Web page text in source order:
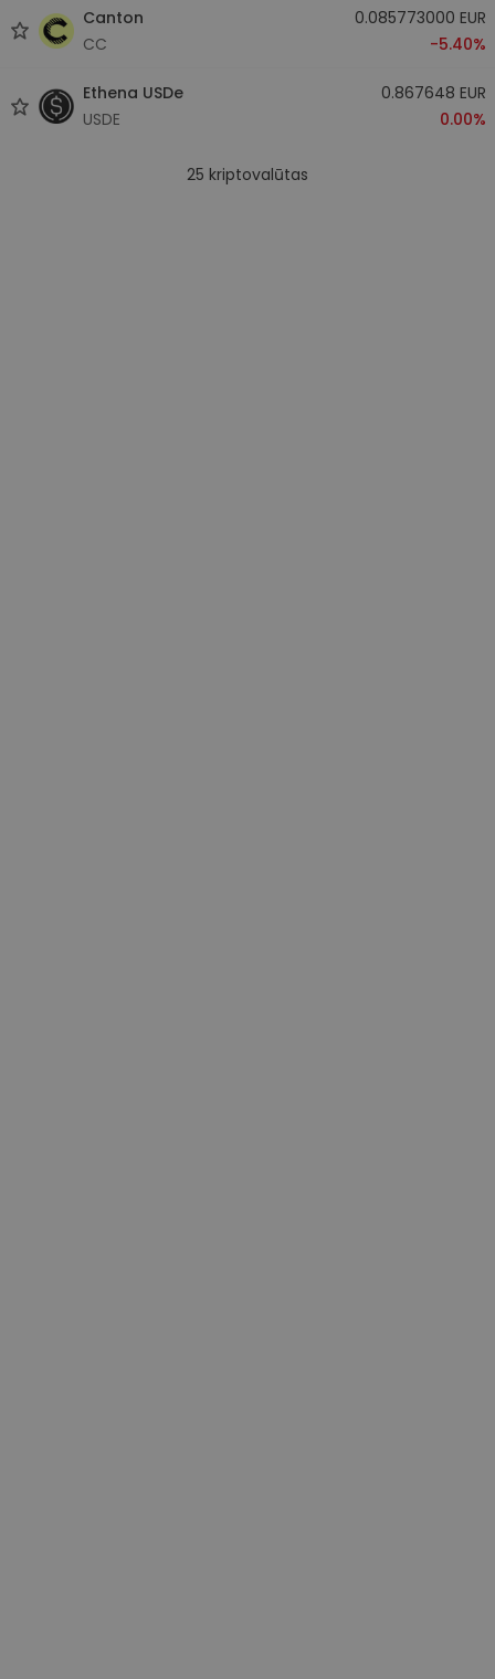
Canton
CC
0.085773000 EUR
-5.40%
Ethena USDe
USDE
0.867648 EUR
0.00%
25 kriptovalūtas